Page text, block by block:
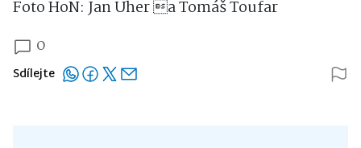
Foto HoN: Jan Uher a Tomáš Toufar
0
Sdílejte